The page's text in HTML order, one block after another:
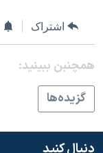
اشتراک
همچنبن ببینید:
گزيده‌ها